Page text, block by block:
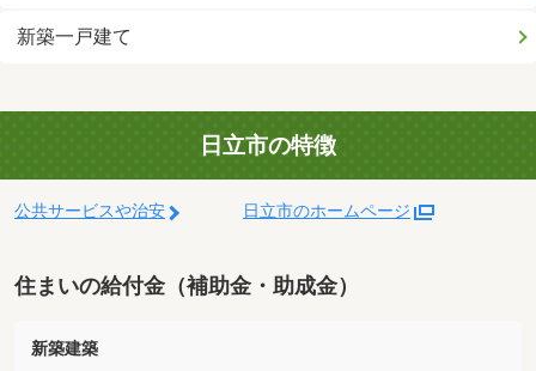
新築一戸建て
日立市の特徴
公共サービスや治安 日立市のホームページ
住まいの給付金（補助金・助成金）
新築建築